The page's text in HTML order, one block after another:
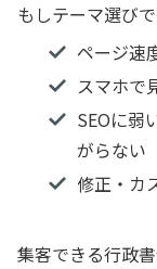
もしテーマ選び
ページ速
スマホで
SEOに弱
がらない
修正・カ
集客できる行政